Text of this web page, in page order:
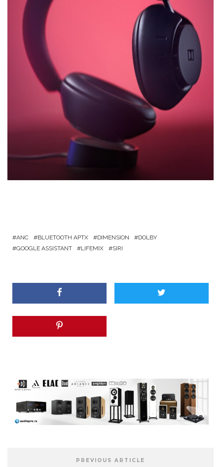
ANC BLUETOOTH APTX DIMENSION
DOLBY
GOOGLE ASSISTANT
LIFEMIX SIRI
PREVIOUS ARTICLE